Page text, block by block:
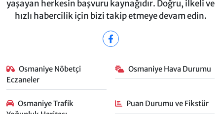
yaşayan herkesin başvuru kaynağıdır. Doğru, ilkeli ve
hızlı habercilik için bizi takip etmeye devam edin.
Osmaniye Nöbetçi
Eczaneler
Osmaniye Hava Durumu
Osmaniye Trafik
Puan Durumu ve Fikstür